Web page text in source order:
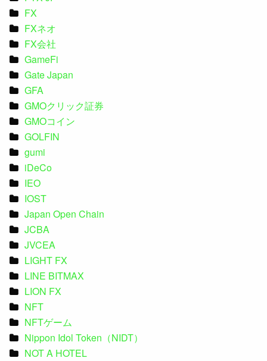
FX
FXネオ
FX会社
GameFi
Gate Japan
GFA
GMOクリック証券
GMOコイン
GOLFIN
gumi
iDeCo
IEO
IOST
Japan Open Chain
JCBA
JVCEA
LIGHT FX
LINE BITMAX
LION FX
NFT
NFTゲーム
Nippon Idol Token（NIDT）
NOT A HOTEL